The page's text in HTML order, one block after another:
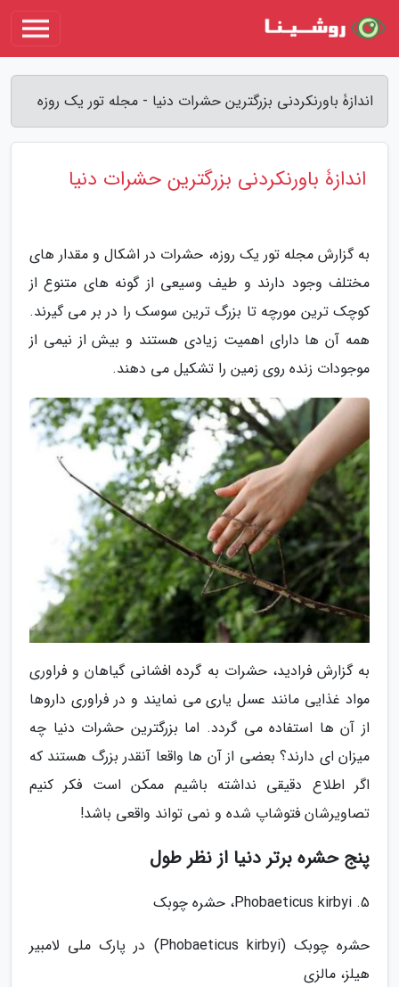
اندازۀ باورنکردنی بزرگترین حشرات دنیا - مجله تور یک روزه
اندازۀ باورنکردنی بزرگترین حشرات دنیا
به گزارش مجله تور یک روزه، حشرات در اشکال و مقدار های
مختلف وجود دارند و طیف وسیعی از گونه های متنوع از
کوچک ترین مورچه تا بزرگ ترین سوسک را در بر می گیرند.
همه آن ها دارای اهمیت زیادی هستند و بیش از نیمی از
موجودات زنده روی زمین را تشکیل می دهند.
به گزارش فرادید، حشرات به گرده افشانی گیاهان و فراوری
مواد غذایی مانند عسل یاری می نمایند و در فراوری داروها
از آن ها استفاده می گردد. اما بزرگترین حشرات دنیا چه
میزان ای دارند؟ بعضی از آن ها واقعا آنقدر بزرگ هستند که
اگر اطلاع دقیقی نداشته باشیم ممکن است فکر کنیم
تصاویرشان فتوشاپ شده و نمی تواند واقعی باشد!
پنج حشره برتر دنیا از نظر طول
5. Phobaeticus kirbyi، حشره چوبک
حشره چوبک (Phobaeticus kirbyi) در پارک ملی لامبیر
هیلز، مالزی